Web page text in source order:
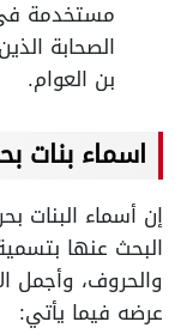
مستخدمة
الصحابة
بن العوام.
اسماء بنات
إن أسماء البنات
البحث عنها
والحروف، وأجمل
عرضه فيما يأتي: